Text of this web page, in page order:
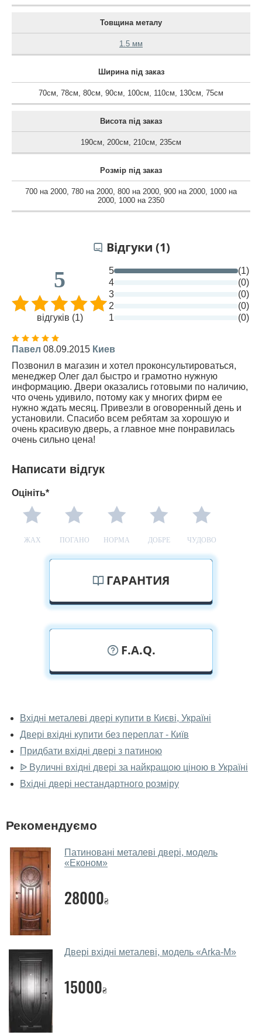
Товщина металу
1.5 мм
Ширина під заказ
70см, 78см, 80см, 90см, 100см, 110см, 130см, 75см
Висота під заказ
190см, 200см, 210см, 235см
Розмір під заказ
700 на 2000, 780 на 2000, 800 на 2000, 900 на 2000, 1000 на
2000, 1000 на 2350
Відгуки (1)
5
відгуків (1)
5
(1)
4
(0)
3
(0)
2
(0)
1
(0)
Павел 08.09.2015 Киев
Позвонил в магазин и хотел проконсультироваться,
менеджер Олег дал быстро и грамотно нужную
информацию. Двери оказались готовыми по наличию,
что очень удивило, потому как у многих фирм ее
нужно ждать месяц. Привезли в оговоренный день и
установили. Спасибо всем ребятам за хорошую и
очень красивую дверь, а главное мне понравилась
очень сильно цена!
Написати відгук
Оцініть*
ЖАХ ПОГАНО НОРМА ДОБРЕ ЧУДОВО
ГАРАНТИЯ
F.A.Q.
наживо?
Так, можна подивитися двері вхідні у нашому
фірмовому салоні-магазині.
У вас великий магазин?
Чи допомагаєте ви вибрати двері
вхідні?
Так. Ми консультуємо покупців
месенджери, онлайн-чат або безпосередньо в нашому
салоні-магазині.
параметрів, бюджету та інших факторів. Підбір
вхідних дверей проводиться індивідуально для
кожного відвідувача.
Так, робимо. Наші фахівці можуть зробити замір та
Вхідні металеві двері купити в Києві, Україні
Двері вхідні купити без переплат - Київ
Придбати вхідні двері з патиною
ᐉ Вуличні вхідні двері за найкращою ціною в Україні
Вхідні двері нестандартного розміру
Рекомендуємо
Патиновані металеві двері, модель
«Економ»
28000₴
Двері вхідні металеві, модель «Arka-M»
15000₴